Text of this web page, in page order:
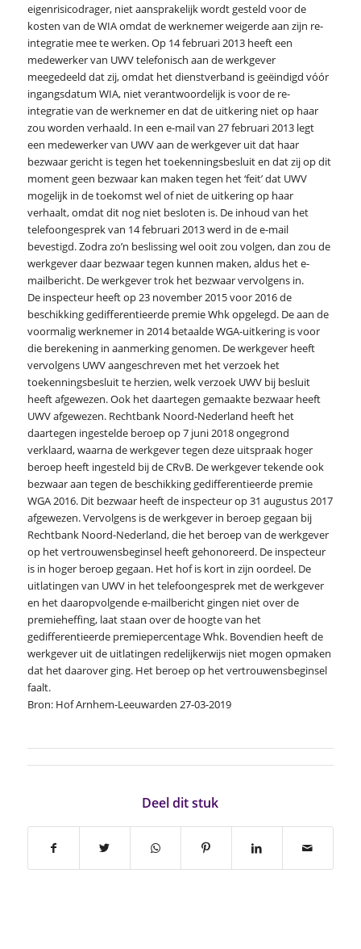
eigenrisicodrager, niet aansprakelijk wordt gesteld voor de
kosten van de WIA omdat de werknemer weigerde aan zijn re-
integratie mee te werken. Op 14 februari 2013 heeft een
medewerker van UWV telefonisch aan de werkgever
meegedeeld dat zij, omdat het dienstverband is geëindigd vóór
ingangsdatum WIA, niet verantwoordelijk is voor de re-
integratie van de werknemer en dat de uitkering niet op haar
zou worden verhaald. In een e-mail van 27 februari 2013 legt
een medewerker van UWV aan de werkgever uit dat haar
bezwaar gericht is tegen het toekenningsbesluit en dat zij op dit
moment geen bezwaar kan maken tegen het ‘feit’ dat UWV
mogelijk in de toekomst wel of niet de uitkering op haar
verhaalt, omdat dit nog niet besloten is. De inhoud van het
telefoongesprek van 14 februari 2013 werd in de e-mail
bevestigd. Zodra zo’n beslissing wel ooit zou volgen, dan zou de
werkgever daar bezwaar tegen kunnen maken, aldus het e-
mailbericht. De werkgever trok het bezwaar vervolgens in.
De inspecteur heeft op 23 november 2015 voor 2016 de
beschikking gedifferentieerde premie Whk opgelegd. De aan de
voormalig werknemer in 2014 betaalde WGA-uitkering is voor
die berekening in aanmerking genomen. De werkgever heeft
vervolgens UWV aangeschreven met het verzoek het
toekenningsbesluit te herzien, welk verzoek UWV bij besluit
heeft afgewezen. Ook het daartegen gemaakte bezwaar heeft
UWV afgewezen. Rechtbank Noord-Nederland heeft het
daartegen ingestelde beroep op 7 juni 2018 ongegrond
verklaard, waarna de werkgever tegen deze uitspraak hoger
beroep heeft ingesteld bij de CRvB. De werkgever tekende ook
bezwaar aan tegen de beschikking gedifferentieerde premie
WGA 2016. Dit bezwaar heeft de inspecteur op 31 augustus 2017
afgewezen. Vervolgens is de werkgever in beroep gegaan bij
Rechtbank Noord-Nederland, die het beroep van de werkgever
op het vertrouwensbeginsel heeft gehonoreerd. De inspecteur
is in hoger beroep gegaan. Het hof is kort in zijn oordeel. De
uitlatingen van UWV in het telefoongesprek met de werkgever
en het daaropvolgende e-mailbericht gingen niet over de
premieheffing, laat staan over de hoogte van het
gedifferentieerde premiepercentage Whk. Bovendien heeft de
werkgever uit de uitlatingen redelijkerwijs niet mogen opmaken
dat het daarover ging. Het beroep op het vertrouwensbeginsel
faalt.
Bron: Hof Arnhem-Leeuwarden 27-03-2019
Deel dit stuk